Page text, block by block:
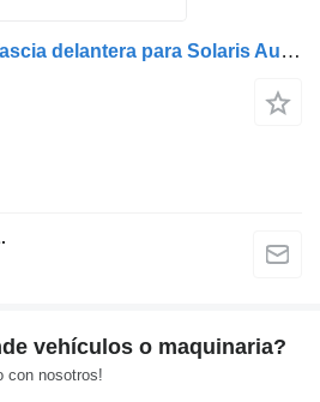
Carcasă Far Dreapta fascia delantera para Solaris Autobuz Transport Public camión
vehículos o maquinaria?
con nosotros!